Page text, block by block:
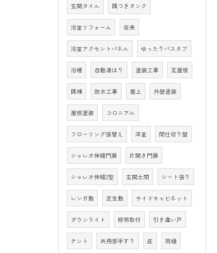
玄関タイル 隅つきタンク
浴室リフォーム 在来
浴室アクセントパネル ゆったりバスタブ
浴槽 自動湯はり 塗装工事 瓦屋根
隅棟 防水工事 屋上 外壁塗装
屋根塗装 コロニアル
フローリング張替え 洋室 間仕切り壁
シャレオ伸縮門扉 片開き門扉
シャレオ伸縮2型 玄関土間 シート張り
レンガ敷 芝生敷 サイドキャビネット
ダウンライト 照明取付 引き違い戸
テント 共用部手すり 庇 雨樋